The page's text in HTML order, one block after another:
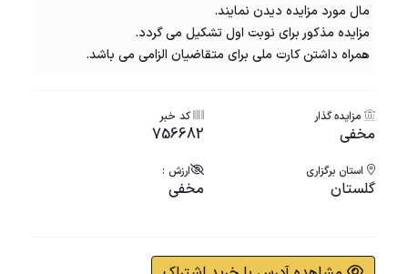
مال مورد مزایده دیدن نمایند.
مزایده مذکور برای نوبت اول تشکیل می گردد.
همراه داشتن کارت ملی برای متقاضیان الزامی می باشد.
مزایده گذار
مخفی
کد خبر
756682
استان برگزاری
گلستان
ارزش :
مخفی